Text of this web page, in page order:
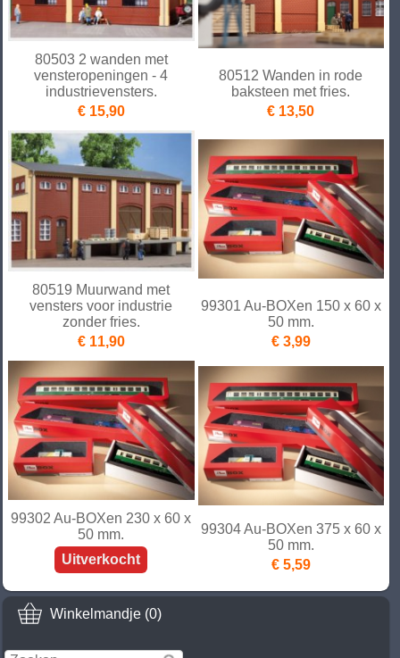
Winkelmandje (0)
80503 2 wanden met
vensteropeningen - 4
industrievensters.
€ 15,90
80512 Wanden in rode
baksteen met fries.
€ 13,50
80519 Muurwand met
vensters voor industrie
zonder fries.
€ 11,90
99301 Au-BOXen 150 x 60 x
50 mm.
€ 3,99
99302 Au-BOXen 230 x 60 x
50 mm.
Uitverkocht
99304 Au-BOXen 375 x 60 x
50 mm.
€ 5,59